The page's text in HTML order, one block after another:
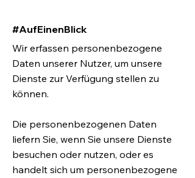
#AufEinenBlick
Wir erfassen personenbezogene
Daten unserer Nutzer, um unsere
Dienste zur Verfügung stellen zu
können.
Die personenbezogenen Daten
liefern Sie, wenn Sie unsere Dienste
besuchen oder nutzen, oder es
handelt sich um personenbezogene